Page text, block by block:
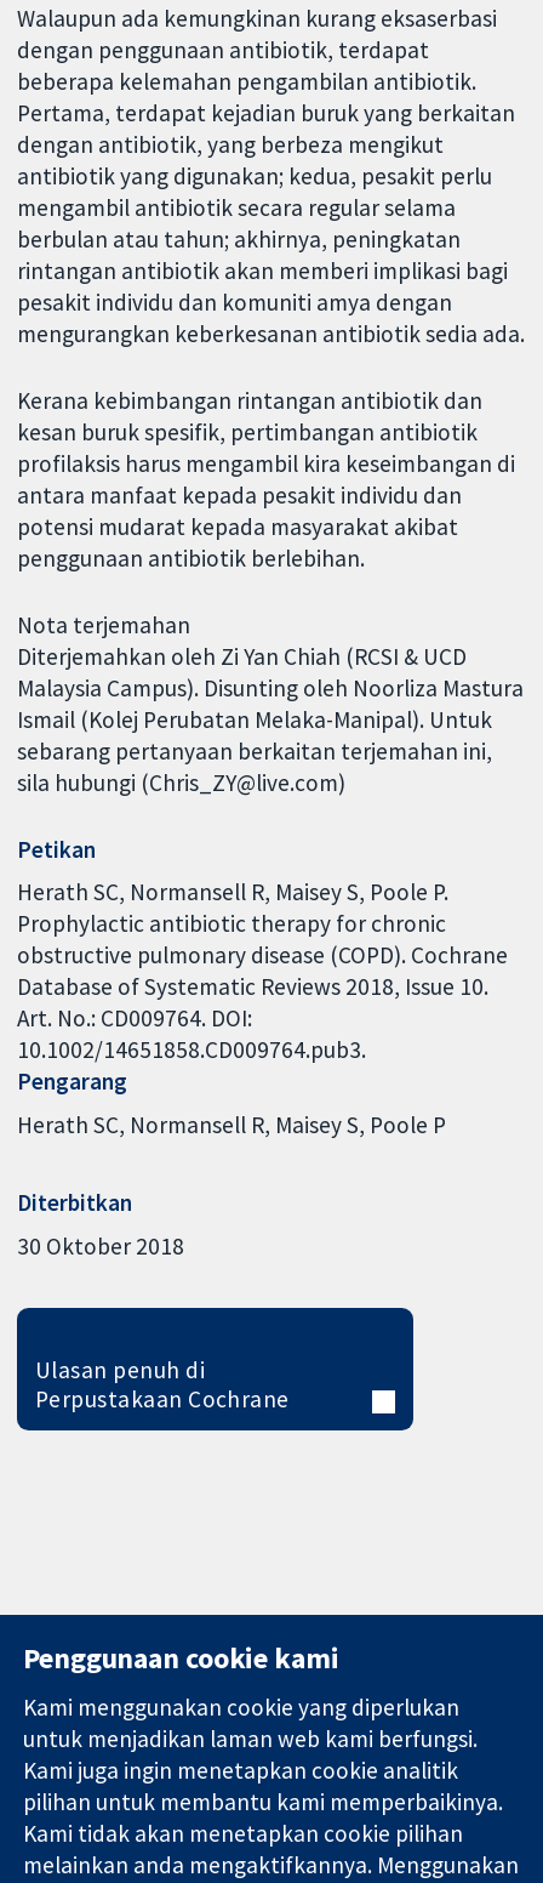
Walaupun ada kemungkinan kurang eksaserbasi
dengan penggunaan antibiotik, terdapat
beberapa kelemahan pengambilan antibiotik.
Pertama, terdapat kejadian buruk yang berkaitan
dengan antibiotik, yang berbeza mengikut
antibiotik yang digunakan; kedua, pesakit perlu
mengambil antibiotik secara regular selama
berbulan atau tahun; akhirnya, peningkatan
rintangan antibiotik akan memberi implikasi bagi
pesakit individu dan komuniti amya dengan
mengurangkan keberkesanan antibiotik sedia ada.
Kerana kebimbangan rintangan antibiotik dan
kesan buruk spesifik, pertimbangan antibiotik
profilaksis harus mengambil kira keseimbangan di
antara manfaat kepada pesakit individu dan
potensi mudarat kepada masyarakat akibat
penggunaan antibiotik berlebihan.
Nota terjemahan
Diterjemahkan oleh Zi Yan Chiah (RCSI & UCD
Malaysia Campus). Disunting oleh Noorliza Mastura
Ismail (Kolej Perubatan Melaka-Manipal). Untuk
sebarang pertanyaan berkaitan terjemahan ini,
sila hubungi (Chris_ZY@live.com)
Petikan
Herath SC, Normansell R, Maisey S, Poole P.
Prophylactic antibiotic therapy for chronic
obstructive pulmonary disease (COPD). Cochrane
Database of Systematic Reviews 2018, Issue 10.
Art. No.: CD009764. DOI:
10.1002/14651858.CD009764.pub3.
Pengarang
Herath SC Normansell R Maisey S Poole P
Diterbitkan
30 Oktober 2018
Ulasan penuh di
Perpustakaan Cochrane
Bukti yang
dipercayai.
keputusan
termaklum
11-13 Cavendish
Square
London
W1G 0AN
United Kingdom
Hubungi kita
Berita
Pejabat
akhbar
Perihal Kami
Pekerjaan
Penggunaan cookie kami
Kami menggunakan cookie yang diperlukan
untuk menjadikan laman web kami berfungsi.
Kami juga ingin menetapkan cookie analitik
pilihan untuk membantu kami memperbaikinya.
Kami tidak akan menetapkan cookie pilihan
melainkan anda mengaktifkannya. Menggunakan